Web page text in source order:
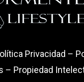
Privacidad –
– Propiedad